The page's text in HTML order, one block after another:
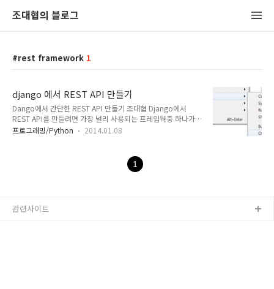
조대협의 블로그
rest framework 1
django 에서 REST API 만들기
Dango에서 간단한 REST API 만들기 조대협 Django에서
REST API를 만들려면 가장 널리 사용되는 프레임웍중 하나가
dango rest_framework이다.http://django-rest-
Markdown support for the browsable API.pip install
django-filter # Filtering support 1. quickstart라는 앱을 생
프로그래밍/Python 2014.01.08
1
관련사이트